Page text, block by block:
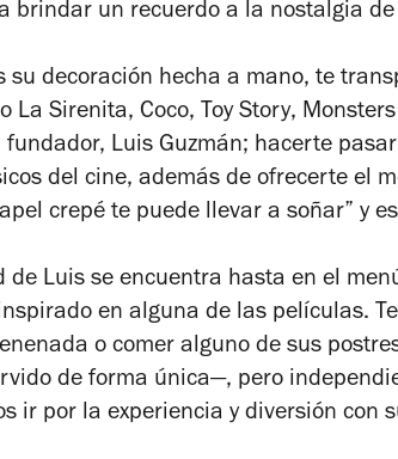
brindar un recuerdo a la nostalgia de
su decoración hecha a mano, te
La Sirenita, Coco, Toy Story,
fundador, Luis Guzmán; hacerte
del cine, además de ofrecerte el
crepé te puede llevar a soñar” y
de Luis se encuentra hasta en el
en alguna de las películas.
o comer alguno de sus
de forma única—, pero
ir por la experiencia y diversión con